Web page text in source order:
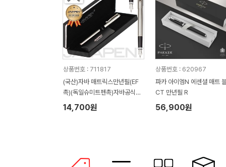
상품번호 : 711817
(국산)자바 매트릭스만년필(EF
촉)(독일슈미트펜촉)자바공식인
증대리점
14,700원
상품번호 : 620967
파카 아이엠N 에센셜 매트
CT 만년필 R
56,900원